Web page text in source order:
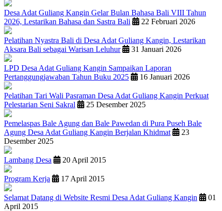
Desa Adat Guliang Kangin Gelar Bulan Bahasa Bali VIII Tahun
2026, Lestarikan Bahasa dan Sastra Bali
22 Februari 2026
Pelatihan Nyastra Bali di Desa Adat Guliang Kangin, Lestarikan
Aksara Bali sebagai Warisan Leluhur
31 Januari 2026
LPD Desa Adat Guliang Kangin Sampaikan Laporan
Pertanggungjawaban Tahun Buku 2025
16 Januari 2026
Pelatihan Tari Wali Pasraman Desa Adat Guliang Kangin Perkuat
Pelestarian Seni Sakral
25 Desember 2025
Pemelaspas Bale Agung dan Bale Pawedan di Pura Puseh Bale
Agung Desa Adat Guliang Kangin Berjalan Khidmat
23
Desember 2025
Lambang Desa 20 April 2015
Program Kerja 17 April 2015
Selamat Datang di Website Resmi Desa Adat Guliang Kangin
01
April 2015